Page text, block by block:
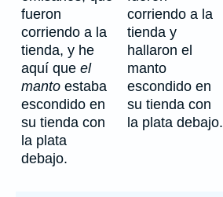
fueron
corriendo a la
tienda, y he
aquí que el
manto estaba
escondido en
su tienda con
la plata
debajo.
corriendo a la
tienda y
hallaron el
manto
escondido en
su tienda con
la plata debajo.